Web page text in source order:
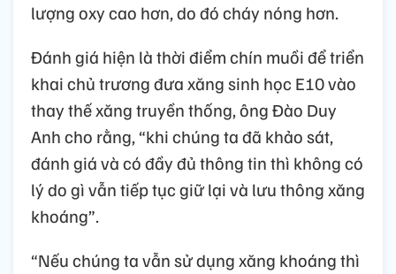
lượng oxy cao hơn, do đó cháy nóng hơn.
Đánh giá hiện là thời điểm chín muồi để triển
khai chủ trương đưa xăng sinh học E10 vào
thay thế xăng truyền thống, ông Đào Duy
Anh cho rằng, “khi chúng ta đã khảo sát,
đánh giá và có đầy đủ thông tin thì không có
lý do gì vẫn tiếp tục giữ lại và lưu thông xăng
khoáng”.
“Nếu chúng ta vẫn sử dụng xăng khoáng thì